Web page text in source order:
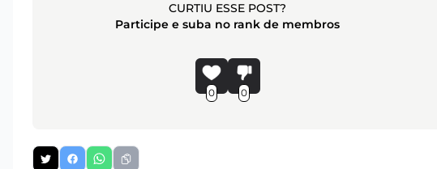
CURTIU ESSE POST?
Participe e suba no rank de membros
0 0